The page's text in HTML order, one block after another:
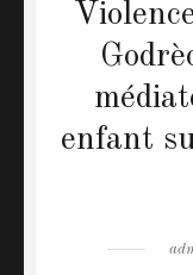
enfant